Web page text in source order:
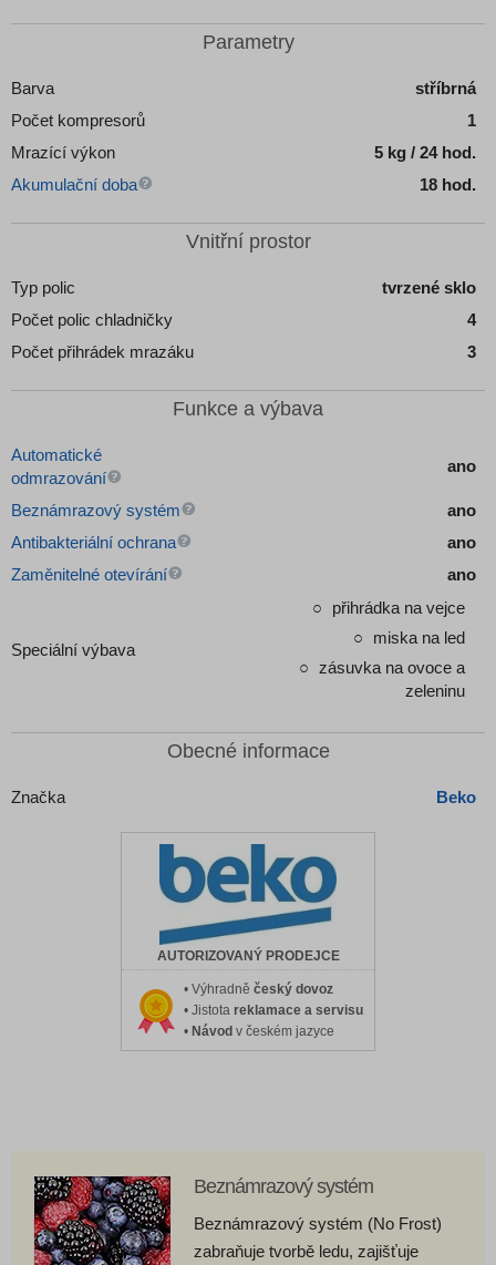
Parametry
Barva
stříbrná
Počet kompresorů
1
Mrazící výkon
5 kg / 24 hod.
Akumulační doba
18 hod.
Vnitřní prostor
Typ polic
tvrzené sklo
Počet polic chladničky
4
Počet přihrádek mrazáku
3
Funkce a výbava
Automatické
odmrazování
ano
Beznámrazový systém
ano
Antibakteriální ochrana
ano
Zaměnitelné otevírání
ano
Speciální výbava
přihrádka na vejce
miska na led
zásuvka na ovoce a
zeleninu
Obecné informace
Značka Beko
AUTORIZOVANÝ PRODEJCE
• Výhradně český dovoz
• Jistota reklamace a servisu
• Návod v českém jazyce
Beznámrazový systém
Beznámrazový systém (No Frost)
zabraňuje tvorbě ledu, zajišťuje